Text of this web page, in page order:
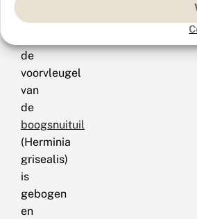
golflijn
de
voorvleugel
van
de
boogsnuituil
(Herminia
grisealis)
is
gebogen
en